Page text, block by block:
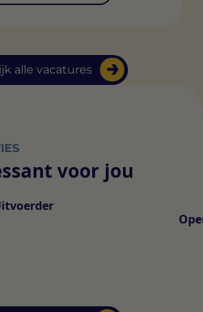
alle vacatures
voor jou